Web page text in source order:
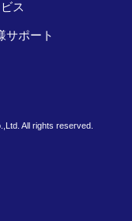
ス
サポート
All rights reserved.